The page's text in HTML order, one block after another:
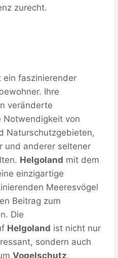
zurecht.
ein faszinierender
Ihre
veränderte
Notwendigkeit von
Naturschutzgebieten,
und anderer seltener
Helgoland mit dem
einzigartige
Meeresvögel
Beitrag zum
Die
Helgoland ist nicht nur
sondern auch
Vogelschutz.